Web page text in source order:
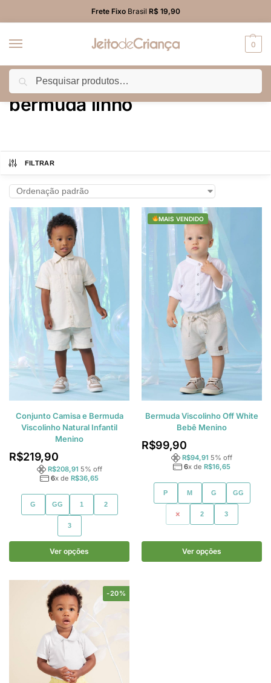
Frete FixoBrasil R$ 19,90
0
Início Produtos marcados com a tag “bermuda linho”
bermuda linho
FILTRAR
Conjunto Camisa e Bermuda
Viscolinho Natural Infantil
Menino
R$219,90
R$208,91 5% off
6x de R$36,65
G GG 1 2
3
Ver opções
MAIS VENDIDO
Bermuda Viscolinho Off White
Bebê Menino
R$99,90
R$94,91 5% off
6x de R$16,65
P M G GG
1 2 3
Ver opções
-20%